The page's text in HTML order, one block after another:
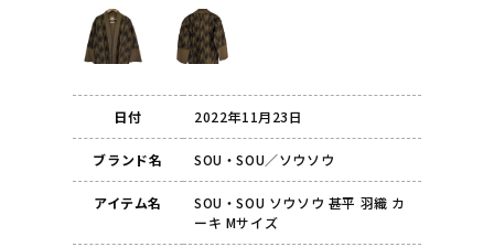
日付 2022年11月23日
ブランド名 SOU・SOU／ソウソウ
アイテム名
SOU・SOU ソウソウ 甚平 羽織 カ
ーキ Mサイズ